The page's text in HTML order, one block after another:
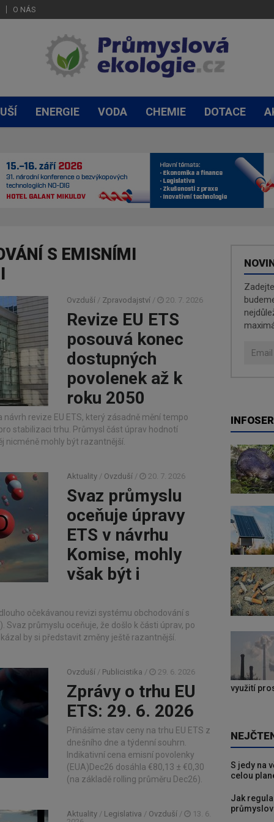
O NÁS
ENERGIE VODA CHEMIE DOTACE
S EMISNÍMI
Ovzduší / Zpravodajství / 20. 7. 2026
Revize EU ETS
posouvá konec
dostupných
povolenek až k
roku 2050
revize EU ETS, který zásadně mění tempo
stabilizaci trhu. Průmysl část úprav hodnotí
nicméně mohly být razantnější.
Aktuality / Ovzduší / 20. 7. 2026
Svaz průmyslu
oceňuje úpravy
ETS v návrhu
Komise, mohly
však být i
očekávanou revizi systému obchodování s
Svaz průmyslu oceňuje, že došlo k části úprav, po
by si představit změny ještě razantnější.
Ovzduší / Publicistika / 29. 6. 2026
Zprávy o trhu EU
ETS: 29. 6. 2026
Přinášíme stav ceny na trhu EU ETS z
dnešního dne a týdenní souhrn.
Indikativní cena emisní povolenky
(EUA)Dec26 dosáhla €80,13 ± €0,30
(na základě rolling průměru Dec26).
Aktuality / Legislativa / Ovzduší /
13. 6.
využití
S jedy na
celou
Jak